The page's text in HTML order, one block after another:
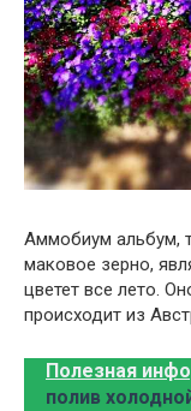
Аммобиум альбум,
маковое зерно,
цветет все лето.
происходит из
Полезная
полив